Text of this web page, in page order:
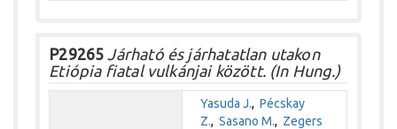
P29265 Járható és járhatatlan utakon
Etiópia fiatal vulkánjai között. (In Hung.)
Yasuda J.,Pécskay
Z.,Sasano M., Zegers